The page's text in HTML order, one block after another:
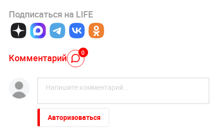
Подписаться на LIFE
Комментарий 0
Авторизоваться